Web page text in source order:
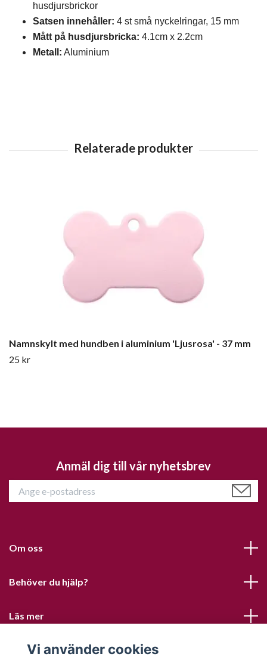
husdjursbrickor
Satsen innehåller: 4 st små nyckelringar, 15 mm
Mått på husdjursbricka: 4.1cm x 2.2cm
Metall: Aluminium
Namnskylt med hundben i aluminium 'Ljusrosa' - 37 mm
25 kr
Anmäl dig till vår nyhetsbrev
Om oss
Behöver du hjälp?
Läs mer
Sociala medier
Vi använder cookies